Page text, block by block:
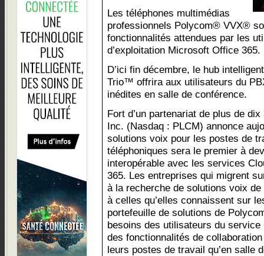
Les téléphones multimédias
professionnels Polycom® VVX®
fonctionnalités attendues par les
d’exploitation Microsoft Office 365.
D’ici fin décembre, le hub
Trio™ offrira aux utilisateurs du
inédites en salle de conférence.
Fort d’un partenariat de plus de
Inc. (Nasdaq : PLCM) annonce
solutions voix pour les postes de
téléphoniques sera le premier à
interopérable avec les services
365. Les entreprises qui migrent
à la recherche de solutions voix
à celles qu’elles connaissent sur
portefeuille de solutions de
besoins des utilisateurs du service
des fonctionnalités de
leurs postes de travail qu’en salle